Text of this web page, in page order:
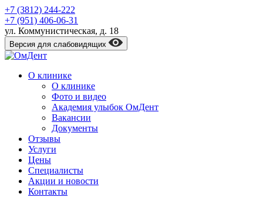
+7 (3812) 244-222
+7 (951) 406-06-31
​ул. Коммунистическая, д. 18
Версия для слабовидящих
О клинике
О клинике
Фото и видео
Академия улыбок ОмДент
Вакансии
Документы
Отзывы
Услуги
Цены
Специалисты
Акции и новости
Контакты